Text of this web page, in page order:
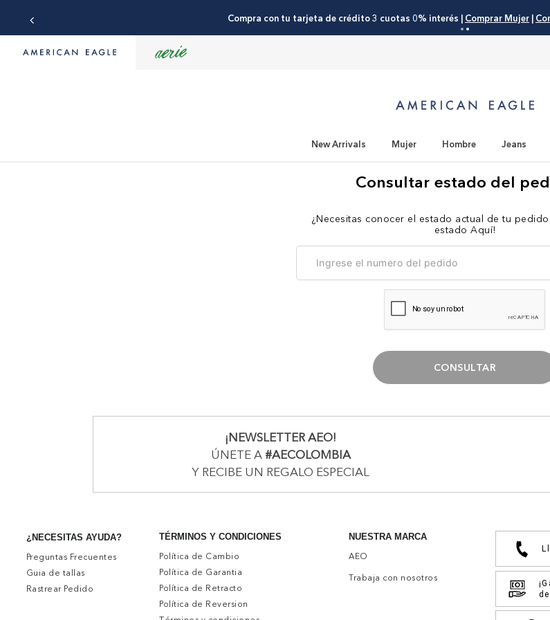
Compra con tu tarjeta de crédito 3 cuotas 0% interés | Comprar Mujer |
New Arrivals Mujer Hombre Jeans
Consultar estado del
¿Necesitas conocer el estado actual de tu
estado Aquí!
CONSULTAR
¡NEWSLETTER AEO!
ÚNETE A #AECOLOMBIA
Y RECIBE UN REGALO ESPECIAL
¿NECESITAS AYUDA?
Preguntas Frecuentes
Guia de tallas
Rastrear Pedido
TÉRMINOS Y CONDICIONES
Política de Cambio
Política de Garantia
Política de Retracto
Política de Reversion
NUESTRA MARCA
AEO
Trabaja con nosotros